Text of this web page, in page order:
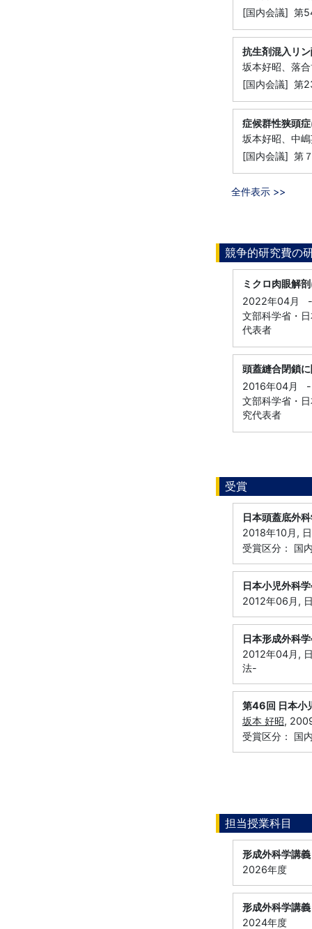
[国内会議] 第
抗生剤混入リ
坂本好昭、落
[国内会議] 第
症候群性狭頭
坂本好昭、中
[国内会議] 第
全件表示 >>
競争的研究費の
ミクロ肉眼解
2022年04月
-
文部科学省・
代表者
頭蓋縫合閉鎖
2016年04月
-
文部科学省・
究代表者
受賞
日本頭蓋底外
2018年10月,
受賞区分： 国
日本小児外科
2012年06月,
日本形成外科
2012年04月,
法-
第46回 日本
坂本 好昭,
受賞区分： 国
担当授業科目
形成外科学講義
2026年度
形成外科学講義
2024年度